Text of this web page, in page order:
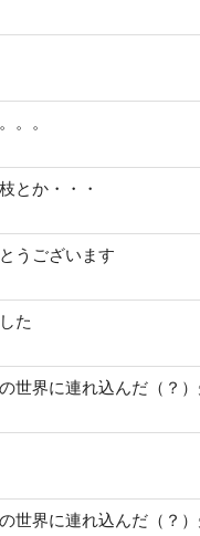
。。
とか・・・
うございます
た
世界に連れ込んだ（？
世界に連れ込んだ（？）